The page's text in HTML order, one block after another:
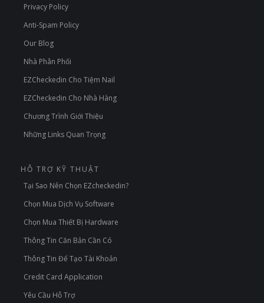
Privacy Policy
Anti-Spam Policy
Our Blog
Nhà Phân Phối
EZCheckedin Cho Tiệm Nail
EZCheckedin Cho Nhà Hàng
Chương Trình Giới Thiệu
Những Links Quan Trọng
HỖ TRỢ KỸ THUẬT
Tại Sao Nên Chọn EZcheckedin?
Chọn Mua Dịch Vụ Software
Chọn Mua Thiết Bị Hardware
Thông Tin Căn Bản Cần Có
Thông Tin Để Tạo Tài Khoản
Credit Card Application
Yêu Cầu Hỗ Trợ